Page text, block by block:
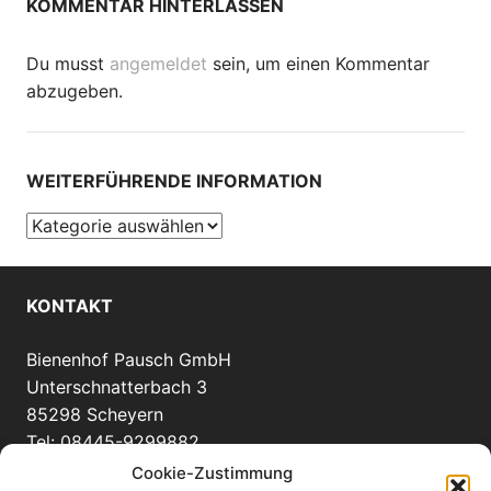
Cookie-Zustimmung
KOMMENTAR HINTERLASSEN
Du musst angemeldet sein, um einen Kommentar
abzugeben.
WEITERFÜHRENDE INFORMATION
Weiterführende
KONTAKT
Bienenhof Pausch GmbH
Unterschnatterbach 3
85298 Scheyern
Tel: 08445-9299882
info(at)bienenhof-pausch.de